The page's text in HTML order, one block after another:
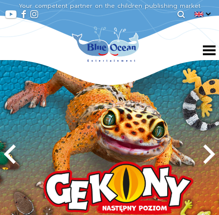
Your competent partner on the children publishing market